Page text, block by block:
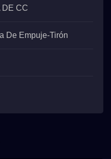
DE CC
De Empuje-Tirón